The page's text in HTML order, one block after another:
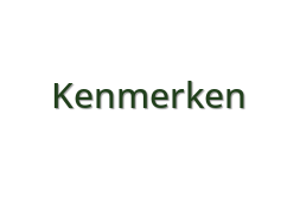
Kenmerken